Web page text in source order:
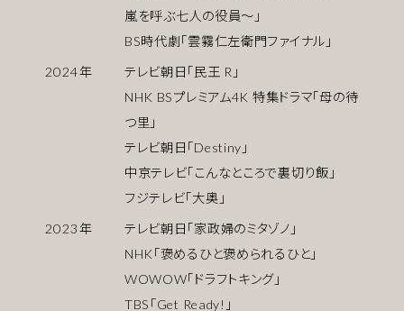
嵐を呼ぶ七人の役員〜」
BS時代劇「雲霧仁左衛門ファイナル」
2024年
テレビ朝日「民王 R」
NHK BSプレミアム4K 特集ドラマ「母の待
つ里」
テレビ朝日「Destiny」
中京テレビ「こんなところで裏切り飯」
フジテレビ「大奥」
2023年
テレビ朝日「家政婦のミタゾノ」
NHK「褒めるひと褒められるひと」
WOWOW「ドラフトキング」
TBS「Get Ready!」